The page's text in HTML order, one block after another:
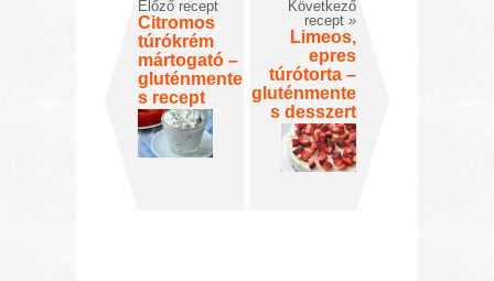
Előző recept
Citromos
túrókrém
mártogató –
gluténmente
s recept
Következő
recept »
Limeos,
epres
túrótorta –
gluténmente
s desszert